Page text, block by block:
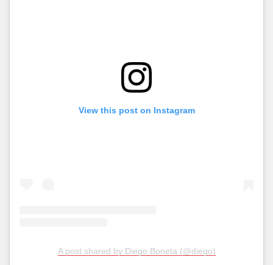
View this post on Instagram
A post shared by Diego Boneta (@diego)